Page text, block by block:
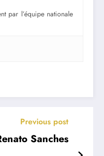
par l’équipe nationale
Previous post
Sanches